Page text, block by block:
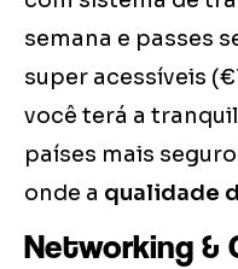
semana e passes
super acessíveis
você terá a
países mais
onde a qualidade
Networking &